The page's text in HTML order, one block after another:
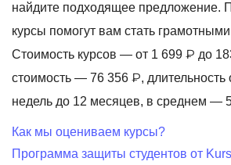
найдите подходящее предложение.
курсы помогут вам стать
Стоимость курсов — от 1 699 ₽ до
стоимость — 76 356 ₽, длительность
недель до 12 месяцев, в среднем —
Как мы оцениваем курсы?
Программа защиты студентов от
Разработка
Маркетинг
Аналитика